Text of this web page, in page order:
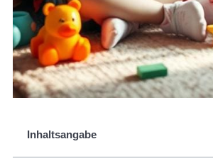
Inhaltsangabe